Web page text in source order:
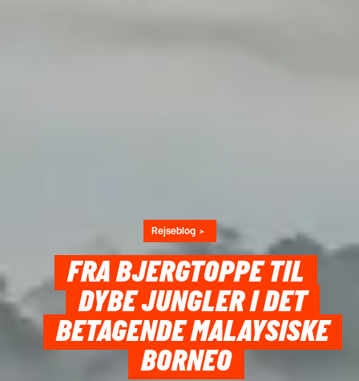
Rejseblog
FRA BJERGTOPPE TIL
DYBE JUNGLER I DET
BETAGENDE MALAYSISKE
BORNEO